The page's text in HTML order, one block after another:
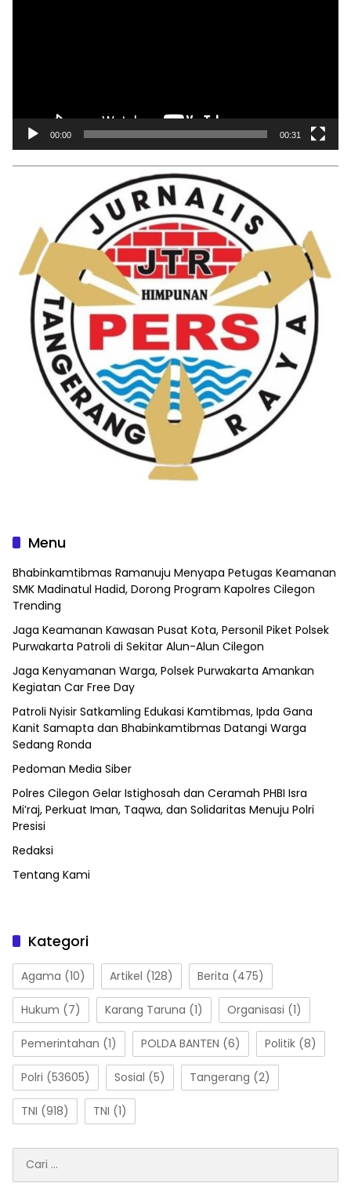
00:00 00:31
Menu
Bhabinkamtibmas Ramanuju Menyapa Petugas Keamanan
SMK Madinatul Hadid, Dorong Program Kapolres Cilegon
Trending
Jaga Keamanan Kawasan Pusat Kota, Personil Piket Polsek
Purwakarta Patroli di Sekitar Alun-Alun Cilegon
Jaga Kenyamanan Warga, Polsek Purwakarta Amankan
Kegiatan Car Free Day
Patroli Nyisir Satkamling Edukasi Kamtibmas, Ipda Gana
Kanit Samapta dan Bhabinkamtibmas Datangi Warga
Sedang Ronda
Pedoman Media Siber
Polres Cilegon Gelar Istighosah dan Ceramah PHBI Isra
Mi’raj, Perkuat Iman, Taqwa, dan Solidaritas Menuju Polri
Presisi
Redaksi
Tentang Kami
Kategori
Agama (10) Artikel (128) Berita (475)
Hukum (7) Karang Taruna (1) Organisasi (1)
Pemerintahan (1) POLDA BANTEN (6) Politik (8)
Polri (53605) Sosial (5) Tangerang (2)
TNI (918) TNI (1)
untuk: